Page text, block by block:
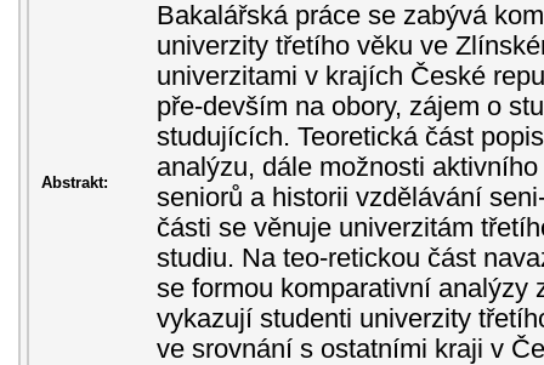
Abstrakt:
Bakalářská práce se zabývá
univerzity třetího věku ve
univerzitami v krajích České
pře-devším na obory, zájem o
studujících. Teoretická část
analýzu, dále možnosti
seniorů a historii vzdělávání
části se věnuje univerzitám
studiu. Na teo-retickou část
se formou komparativní analýzy
vykazují studenti univerzity
ve srovnání s ostatními kraji v